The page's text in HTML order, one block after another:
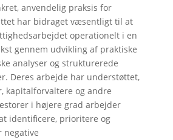
anvendelig praksis for
har bidraget væsentligt til at
operationelt i en
gennem udvikling af praktiske
analyser og strukturerede
Deres arbejde har understøttet,
kapitalforvaltere og andre
i højere grad arbejder
identificere, prioritere og
negative